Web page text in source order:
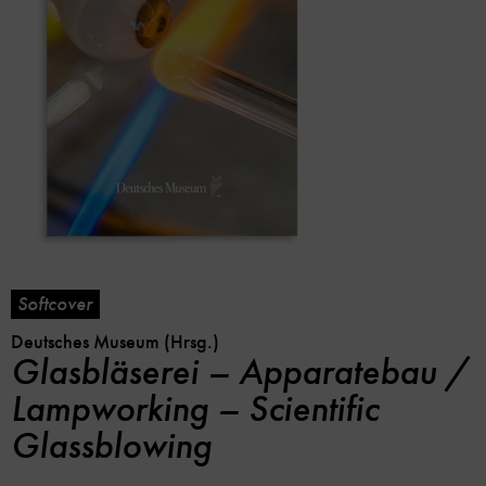
Softcover
Deutsches Museum (Hrsg.)
Glasbläserei – Apparatebau /
Lampworking – Scientific
Glassblowing